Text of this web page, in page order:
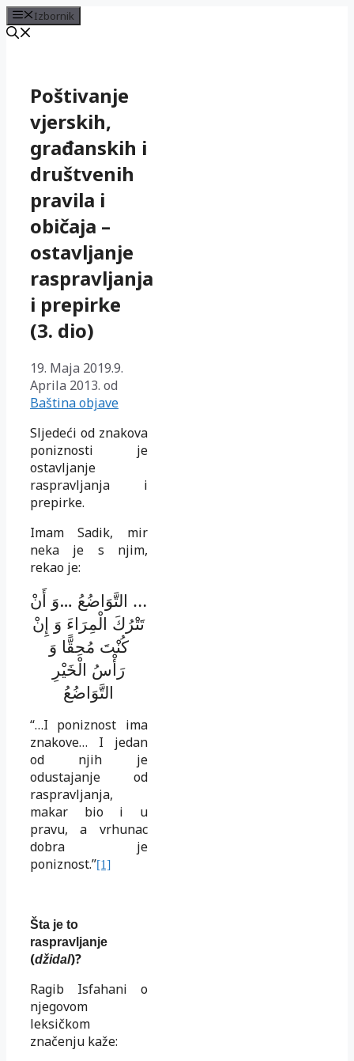
Izbornik
sadržajPoštivanje
vjerskih,
građanskih i
društvenih
pravila i
običaja –
ostavljanje
raspravljanja
i prepirke
(3. dio)
19. Maja 2019.9.
Aprila 2013. od
Baština objave
Sljedeći od znakova
poniznosti je
ostavljanje
raspravljanja i
prepirke.
Imam Sadik, mir
neka je s njim,
rekao je:
… التَّوَاضُعُ …وَ أَنْ
تَتْرُكَ الْمِرَاءَ وَ إِنْ
كُنْتَ مُحِقًّا وَ
رَأْسُ الْخَيْرِ
التَّوَاضُعُ
“…I poniznost ima
znakove… I jedan
od njih je
odustajanje od
raspravljanja,
makar bio i u
pravu, a vrhunac
dobra je
poniznost.”[1]
Šta je to
raspravljanje
(džidal)?
Ragib Isfahani o
njegovom
leksičkom
značenju kaže: